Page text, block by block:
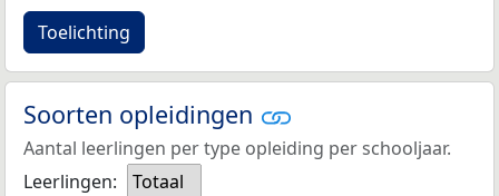
Toelichting
Soorten opleidingen
Aantal leerlingen per type opleiding per schooljaar.
Leerlingen:
Totaal